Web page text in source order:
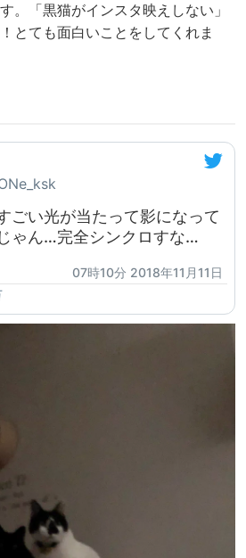
。「黒猫がインスタ映えしない」
とても面白いことをしてくれま
ごい光が当たって影になって
ゃん…完全シンクロすな…
07時10分 2018年11月11日